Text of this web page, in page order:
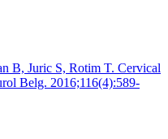
B, Juric S, Rotim T. Cervical
Belg. 2016;116(4):589-